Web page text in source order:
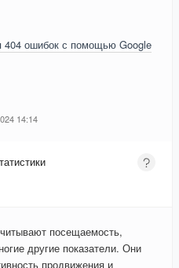
404 ошибок с помощью Google
14:14
посещаемость,
другие показатели. Они
продвижения и